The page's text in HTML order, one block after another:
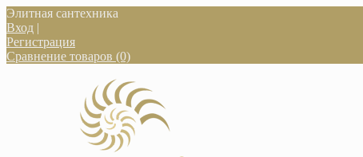
Элитная сантехника
Вход |
Регистрация
Сравнение товаров (0)